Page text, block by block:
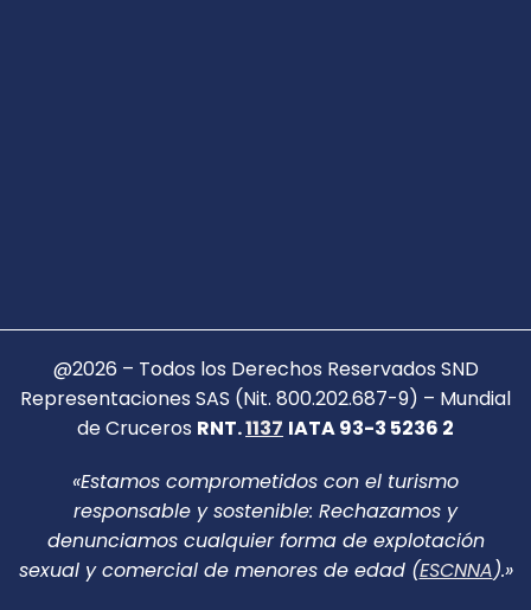
@2026 – Todos los Derechos Reservados SND
Representaciones SAS (Nit. 800.202.687-9) – Mundial
de Cruceros RNT.1137 IATA 93-3 5236 2
«Estamos comprometidos con el turismo
responsable y sostenible: Rechazamos y
denunciamos cualquier forma de explotación
sexual y comercial de menores de edad (ESCNNA).»